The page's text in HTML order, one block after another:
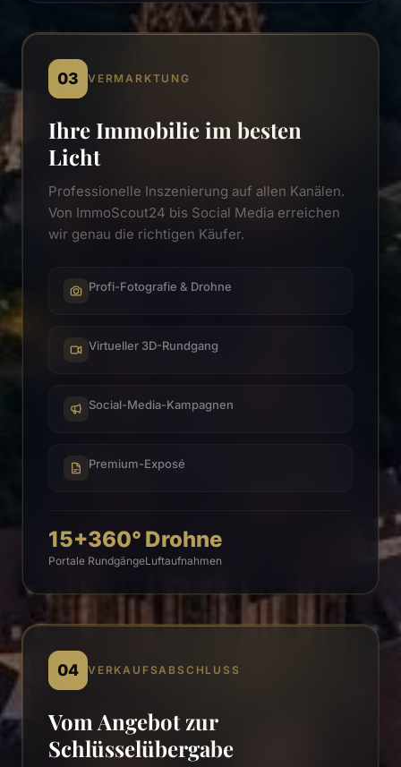
03 VERMARKTUNG
Ihre Immobilie im besten
Licht
Professionelle Inszenierung auf allen Kanälen.
Von ImmoScout24 bis Social Media erreichen
wir genau die richtigen Käufer.
Profi-Fotografie & Drohne
Virtueller 3D-Rundgang
Social-Media-Kampagnen
Premium-Exposé
15+
Portale
360°
Rundgänge
Drohne
Luftaufnahmen
04 VERKAUFSABSCHLUSS
Vom Angebot zur
Schlüsselübergabe